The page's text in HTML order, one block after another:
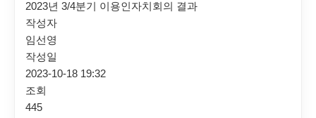
2023년 3/4분기 이용인자치회의 결과
작성자
임선영
작성일
2023-10-18 19:32
조회
445